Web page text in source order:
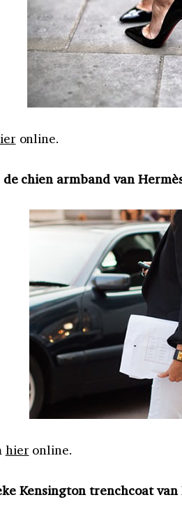
online.
chien armband van
hier online.
Kensington trenchcoat